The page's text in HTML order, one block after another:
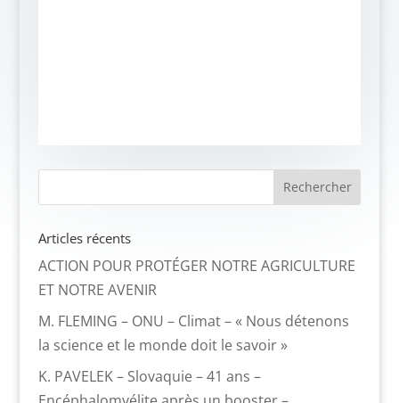
Articles récents
ACTION POUR PROTÉGER NOTRE AGRICULTURE
ET NOTRE AVENIR
M. FLEMING – ONU – Climat – « Nous détenons
la science et le monde doit le savoir »
K. PAVELEK – Slovaquie – 41 ans –